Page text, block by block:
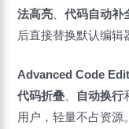
法高亮 、代码自动补
后直接替换默认编辑
Advanced Code
代码折叠
自动换行
用户，轻量不占资源。